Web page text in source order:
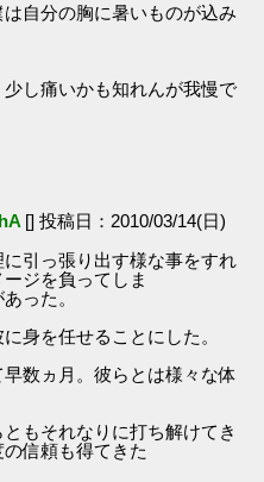
自分の胸に暑いものが込み
し痛いかも知れんが我慢で
[] 投稿日：2010/03/14(日)
引っ張り出す様な事をすれ
ジを負ってしま
った。
身を任せることにした。
数ヵ月。彼らとは様々な体
もそれなりに打ち解けてき
信頼も得てきた